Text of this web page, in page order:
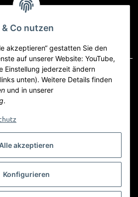
akzeptieren
Konfigurieren
Co nutzen
akzeptieren“ gestatten Sie den
auf unserer Website: YouTube,
Einstellung jederzeit ändern
unten). Weitere Details finden
und in unserer
.